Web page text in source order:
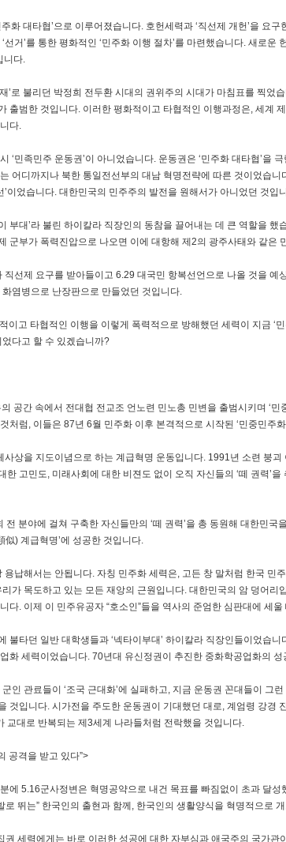
화 대타협’으로 이루어졌습니다. 호헌세력과 ‘직선제 개헌’을 요
선거’를 통한 평화적인 ‘민주화 이행 절차’를 마련했습니다. 새로
니다.
’로 불리던 박정희 전두환 시대의 권위주의 시대가 마침표를 찍었
출범한 것입니다. 이러한 평화적이고 타협적인 이행과정은, 세계
다.
‘민족민주 운동권’이 아니었습니다. 운동권은 ‘민주화 대타협’을
어디까지나 북한 통일전선부의 대남 혁명전략에 따른 것이었습니
’이었습니다. 대한민국의 민주주의 발전을 원해서가 아니었던 것입
부대’라 불린 하이칼라 직장인의 동참을 끌어내는 데 큰 역할을
군부가 폭력진압으로 나오면 이에 대항해 제2의 광주사태와 같은
직선제 요구를 받아들이고 6.29 대국민 항복선언으로 나올 것을 예
염병으로 난장판으로 만들었던 것입니다.
이고 타협적인 이행을 이렇게 폭력적으로 방해했던 세력이 지금 ‘
다고 할 수 있겠습니까?
공간 속에서 전대협 전교조 언노련 민노총 민변을 출범시키며 ‘
처럼, 이들은 87년 6월 민주화 이후 본격적으로 시작된 ‘민중민주
상을 지도이념으로 하는 계급혁명 운동입니다. 1991년 소련 붕괴
한 고민도, 미래사회에 대한 비젼도 없이 오직 자신들의 ‘떼 권력’
전 분야에 걸쳐 구축한 자신들만의 ‘떼 권력’을 총 동원해 대한민
似) 계급혁명’에 성공한 것입니다.
용납해서는 안됩니다. 자칭 민주화 세력은, 고든 창 말처럼 한국
가 목도하고 있는 모든 재앙의 근원입니다. 대한민국의 암 덩어리
다. 이제 이 민주유공자 “호소인”들을 역사의 준엄한 심판대에 세
불타던 일반 대학생들과 ‘넥타이부대’ 하이칼라 직장인들이었습
화 세력이었습니다. 70년대 유신정권이 추진한 중화학공업화의 성
인 관료들이 ‘조국 근대화’에 실패하고, 지금 운동권 꼰대들이 그
것입니다. 시가전을 주도한 운동권이 기대했던 대로, 계엄령 강경
교대로 반복되는 제3세계 나라들처럼 전락했을 것입니다.
공격을 받고 있다”>
에 5.16군사정변은 혁명공약으로 내건 목표를 빠짐없이 초과 달
로 뛰는” 한국인의 출현과 함께, 한국인의 생활양식을 혁명적으로
세력에게는 바로 이러한 성공에 대한 자부심과 애국주의 국가관